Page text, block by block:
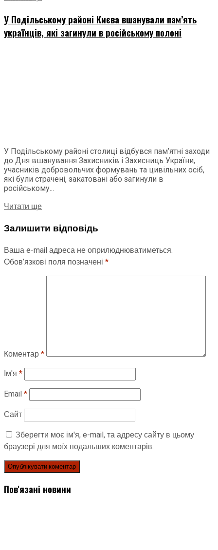
У Подільському районі Києва вшанували пам’ять
українців, які загинули в російському полоні
У Подільському районі столиці відбувся пам’ятні заходи
до Дня вшанування Захисників і Захисниць України,
учасників добровольчих формувань та цивільних осіб,
які були страчені, закатовані або загинули в
російському...
Читати ще
Залишити відповідь
Ваша e-mail адреса не оприлюднюватиметься.
Обов’язкові поля позначені *
Коментар*
Ім'я *
Email*
Сайт
Зберегти моє ім'я, e-mail, та адресу сайту в цьому
браузері для моїх подальших коментарів.
Пов'язані новини